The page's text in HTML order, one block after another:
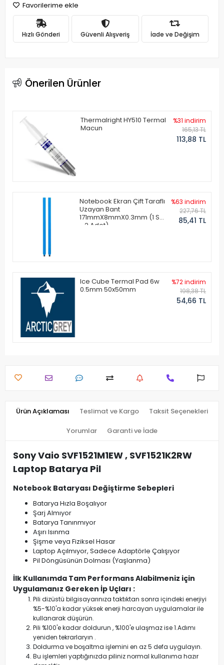
Favorilerime ekle
Hızlı Gönderi Güvenli Alışveriş İade ve Değişim
Önerilen Ürünler
Thermalright HY510 Termal
Macun
%31 indirim
165,13 TL
113,88 TL
Notebook Ekran Çift Taraflı
Uzayan Bant
171mmX8mmX0.3mm (1 Set
- 2 Adet)
%63 indirim
227,76 TL
85,41 TL
Ice Cube Termal Pad 6w
0.5mm 50x50mm
%72 indirim
198,38 TL
54,66 TL
Ürün Açıklaması Teslimat ve Kargo Taksit Seçenekleri
Yorumlar Garanti ve İade
Sony Vaio SVF1521M1EW , SVF1521K2RW
Laptop Batarya Pil
Notebook Bataryası Değiştirme Sebepleri
Batarya Hızla Boşalıyor
Şarj Almıyor
Batarya Tanınmıyor
Aşırı Isınma
Şişme veya Fiziksel Hasar
Laptop Açılmıyor, Sadece Adaptörle Çalışıyor
Pil Döngüsünün Dolması (Yaşlanma)
İlk Kullanımda Tam Performans Alabilmeniz için
Uygulamanız Gereken İp Uçları :
Pili dizüstü bilgisayarınıza taktıktan sonra içindeki enerjiyi
%5-%10'a kadar yüksek enerji harcayan uygulamalar ile
kullanarak düşürün.
Pili %100'e kadar doldurun , %100'e ulaşmaz ise 1.Adımı
yeniden tekrarlaryın .
Doldurma ve boşaltma işlemini en az 5 defa uygulayın.
Bu işlemleri yaptığınızda piliniz normal kullanıma hazır